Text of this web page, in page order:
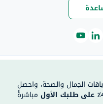
الجمال والصحة، واحصل